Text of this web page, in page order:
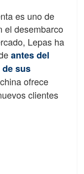
es uno de
el desembarco
Lepas ha
antes del
sus
ofrece
clientes